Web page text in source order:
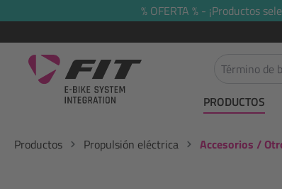
Saltar a la navegación principal
% OFERTA % - ¡Productos
PRODUCTOS
Productos Propulsión eléctrica Accesorios /